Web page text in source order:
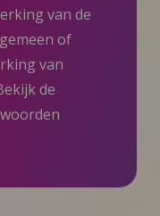
van de
of
van
de